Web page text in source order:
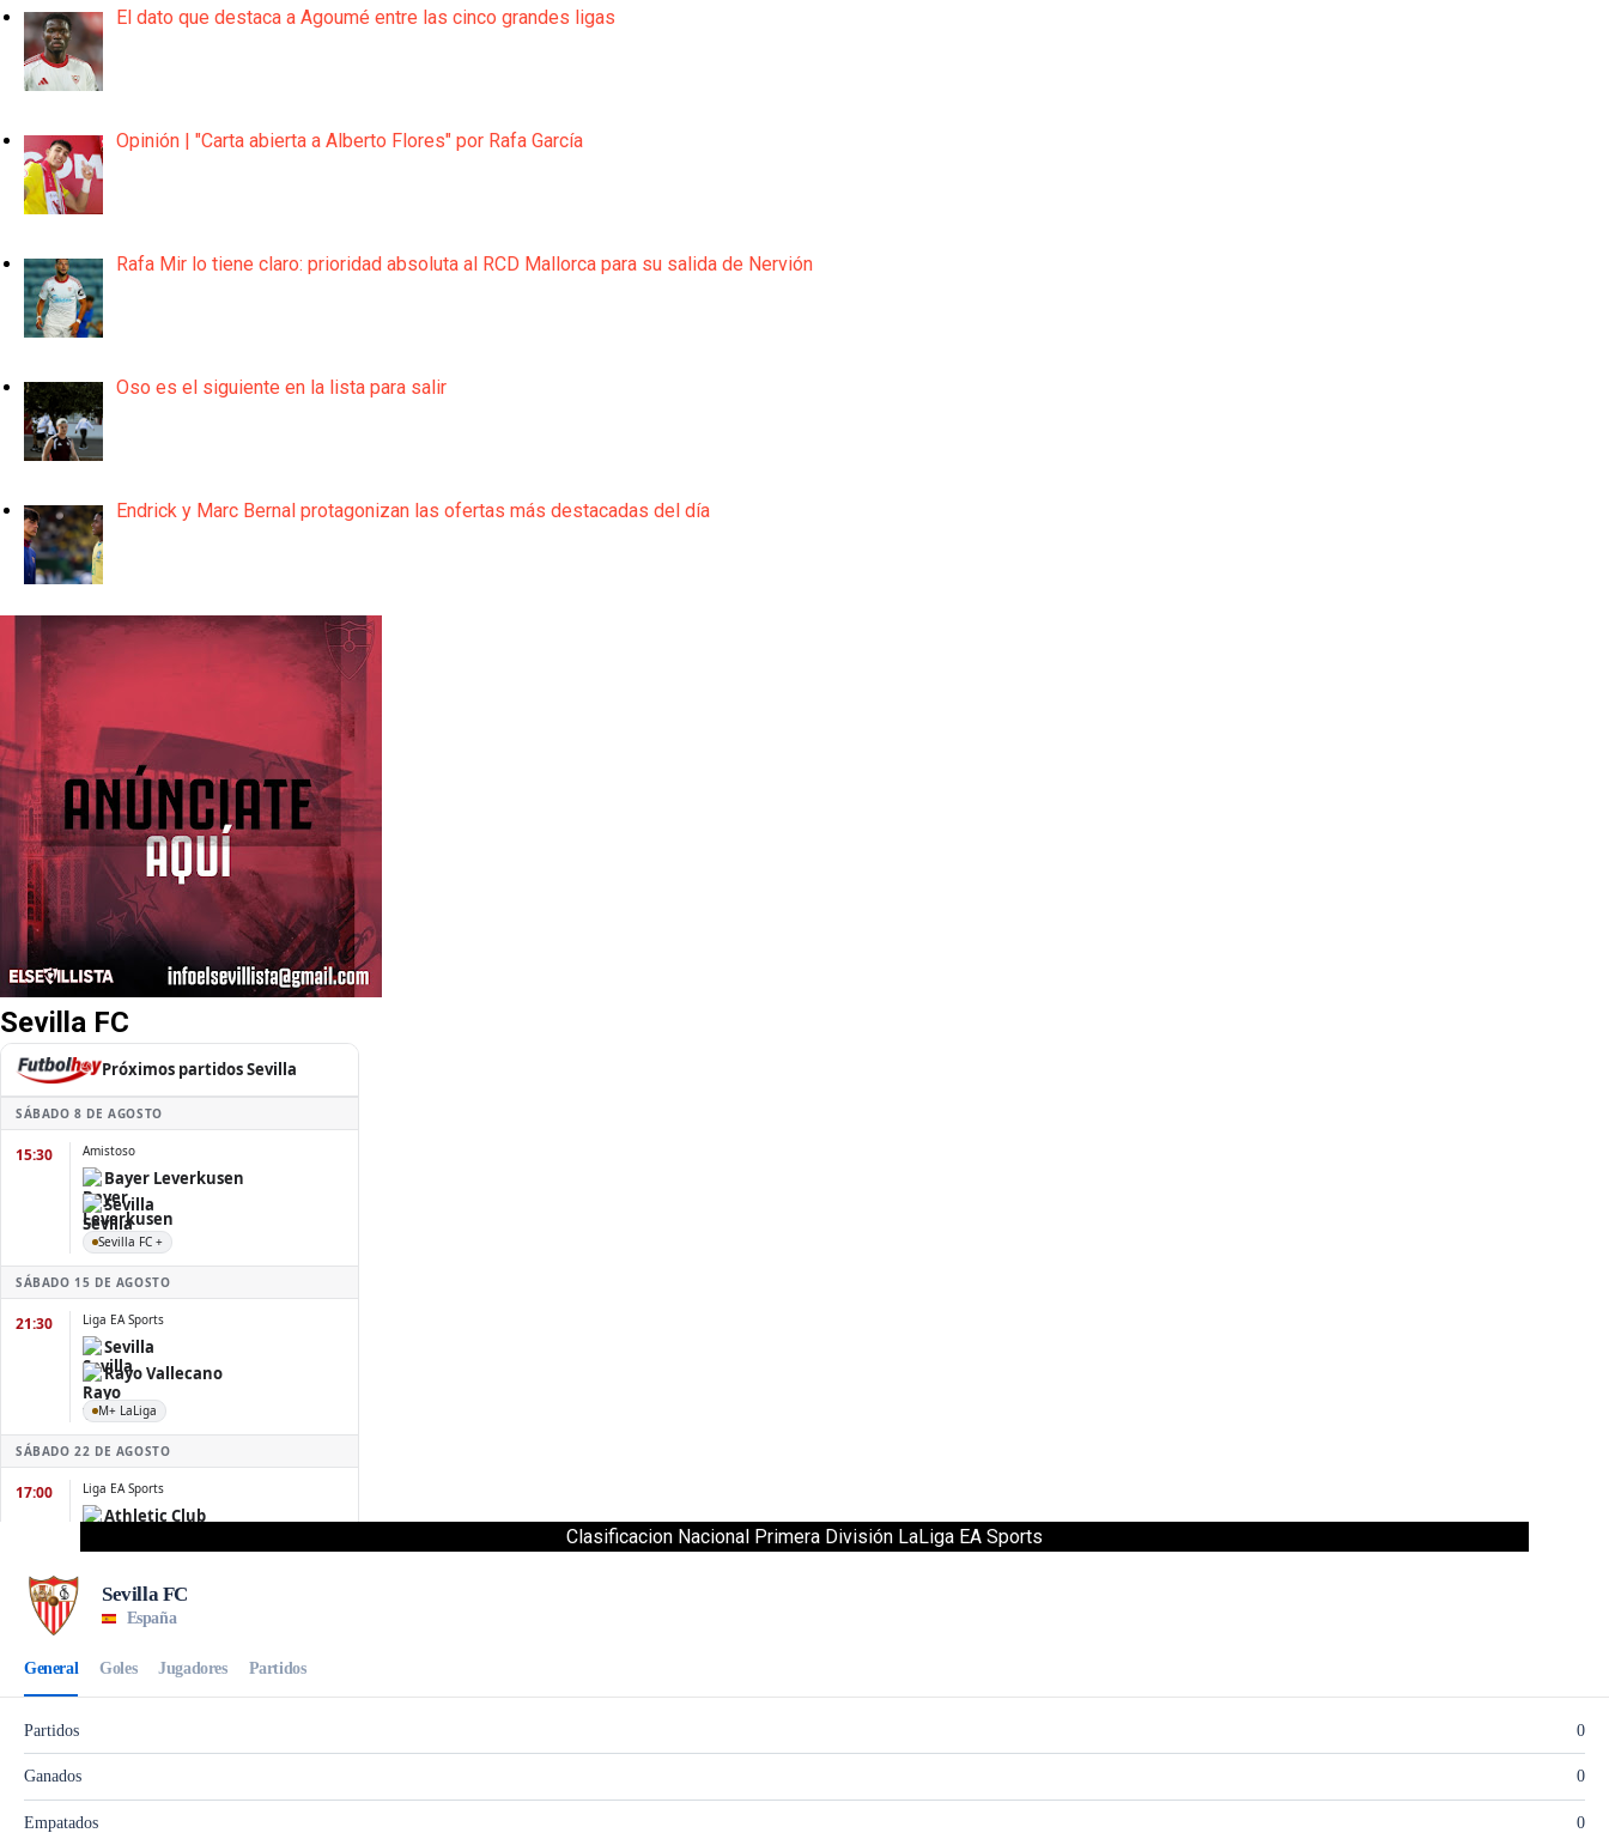
El dato que destaca a Agoumé entre las cinco grandes ligas
Opinión | "Carta abierta a Alberto Flores" por Rafa García
Rafa Mir lo tiene claro: prioridad absoluta al RCD Mallorca para su salida de Nervión
Oso es el siguiente en la lista para salir
Endrick y Marc Bernal protagonizan las ofertas más destacadas del día
Sevilla FC
Clasificacion Nacional Primera División LaLiga EA Sports